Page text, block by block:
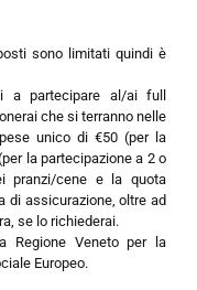
sono limitati quindi è
a partecipare al/ai full
che si terranno nelle
unico di €50 (per la
la partecipazione a 2 o
pranzi/cene e la quota
di assicurazione, oltre ad
se lo richiederai.
Regione Veneto per la
Europeo.